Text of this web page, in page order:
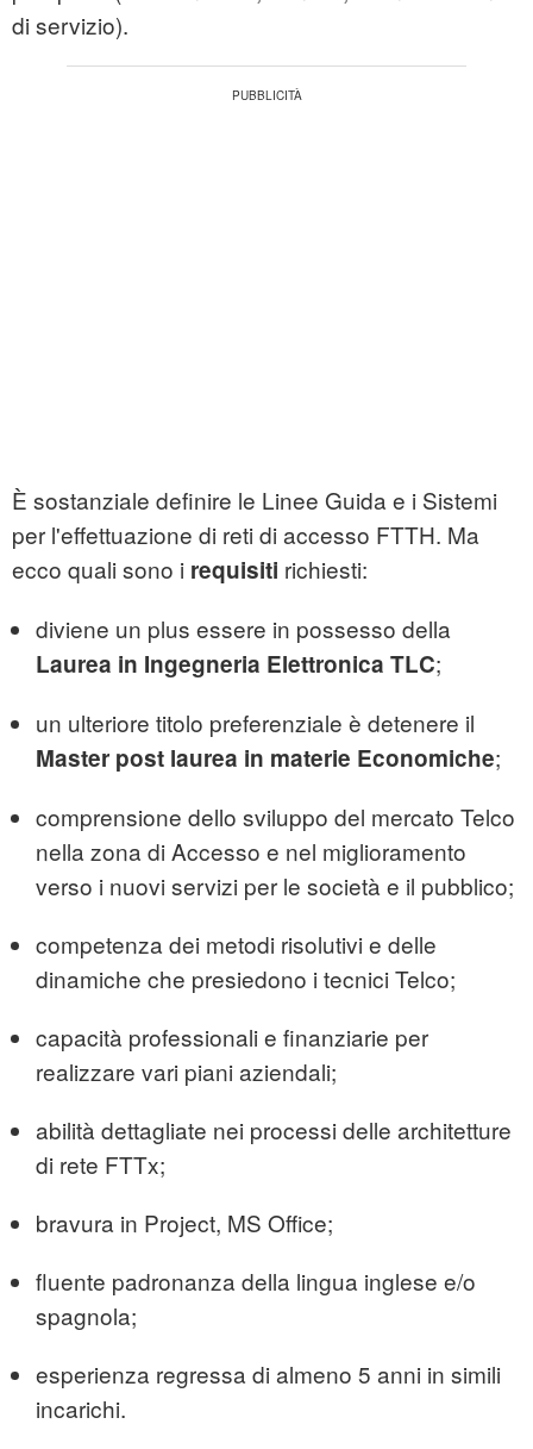
di servizio).
È sostanziale definire le Linee Guida e i Sistemi
per l'effettuazione di reti di accesso FTTH. Ma
ecco quali sono i requisiti richiesti:
diviene un plus essere in possesso della
Laurea in Ingegneria Elettronica TLC;
un ulteriore titolo preferenziale è detenere il
Master post laurea in materie Economiche;
comprensione dello sviluppo del mercato Telco
nella zona di Accesso e nel miglioramento
verso i nuovi servizi per le società e il pubblico;
competenza dei metodi risolutivi e delle
dinamiche che presiedono i tecnici Telco;
capacità professionali e finanziarie per
realizzare vari piani aziendali;
abilità dettagliate nei processi delle architetture
di rete FTTx;
bravura in Project, MS Office;
fluente padronanza della lingua inglese e/o
spagnola;
esperienza regressa di almeno 5 anni in simili
incarichi.